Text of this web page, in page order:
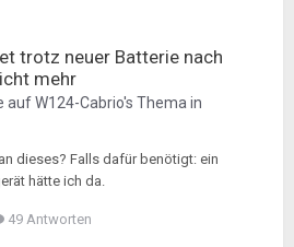
trotz neuer Batterie nach
mehr
aufW124-Cabrio's Thema in
dieses? Falls dafür benötigt: ein
hätte ich da.
49 Antworten